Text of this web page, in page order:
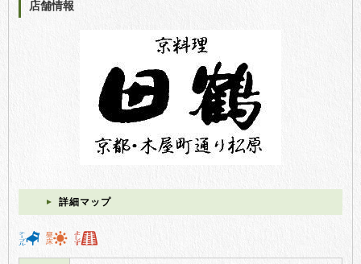
店舗情報
詳細マップ